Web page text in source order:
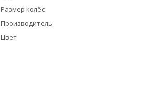
Размер колёс
Производитель
Цвет